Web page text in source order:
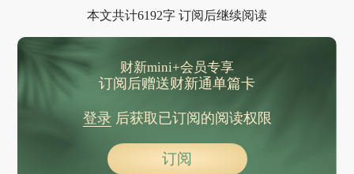
本文共计6192字 订阅后继续阅读
财新mini+会员专享
订阅后赠送财新通单篇卡
登录后获取已订阅的阅读权限
订阅